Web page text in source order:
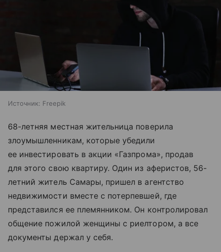
Источник: Freepik
68-летняя местная жительница поверила
злоумышленникам, которые убедили
ее инвестировать в акции «Газпрома», продав
для этого свою квартиру. Один из аферистов, 56-
летний житель Самары, пришел в агентство
недвижимости вместе с потерпевшей, где
представился ее племянником. Он контролировал
общение пожилой женщины с риелтором, а все
документы держал у себя.